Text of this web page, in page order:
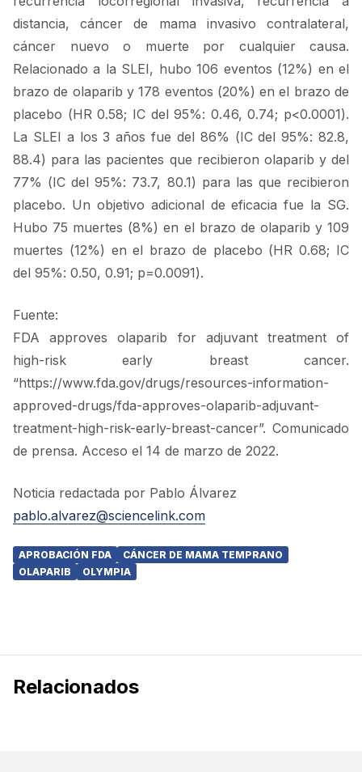
distancia, cáncer de mama invasivo contralateral,
cáncer nuevo o muerte por cualquier causa.
Relacionado a la SLEI, hubo 106 eventos (12%) en el
brazo de olaparib y 178 eventos (20%) en el brazo de
placebo (HR 0.58; IC del 95%: 0.46, 0.74; p<0.0001).
La SLEI a los 3 años fue del 86% (IC del 95%: 82.8,
88.4) para las pacientes que recibieron olaparib y del
77% (IC del 95%: 73.7, 80.1) para las que recibieron
placebo. Un objetivo adicional de eficacia fue la SG.
Hubo 75 muertes (8%) en el brazo de olaparib y 109
muertes (12%) en el brazo de placebo (HR 0.68; IC
del 95%: 0.50, 0.91; p=0.0091).
Fuente:
FDA approves olaparib for adjuvant treatment of
high-risk early breast cancer.
“https://www.fda.gov/drugs/resources-information-
approved-drugs/fda-approves-olaparib-adjuvant-
treatment-high-risk-early-breast-cancer”. Comunicado
de prensa. Acceso el 14 de marzo de 2022.
Noticia redactada por Pablo Álvarez
pablo.alvarez@sciencelink.com
APROBACIÓN FDA
CÁNCER DE MAMA TEMPRANO
OLAPARIB
OLYMPIA
Relacionados